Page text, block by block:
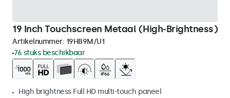
19 Inch Touchscreen Metaal (High-Brightness)
Artikelnummer: 19HB9M/U1
76 stuks beschikbaar
High brightness Full HD multi-touch paneel